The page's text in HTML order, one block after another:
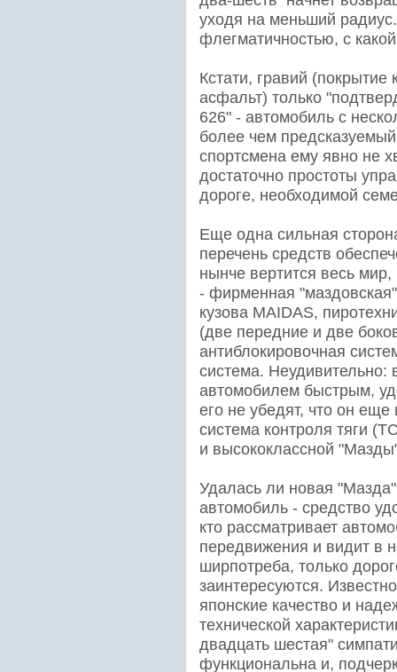
уходя на меньший
флегматичностью, с
Кстати, гравий (покрытие
асфальт) только
626" - автомобиль с
более чем
спортсмена ему явно не
достаточно простоты
дороге, необходимой
Еще одна сильная
перечень средств
нынче вертится весь
- фирменная
кузова MAIDAS,
(две передние и две
антиблокировочная
система. Неудивительно:
автомобилем быстрым,
его не убедят, что он еще
система контроля тяги
и высококлассной
Удалась ли новая
автомобиль - средство
кто рассматривает
передвижения и видит в
ширпотреба, только
заинтересуются.
японские качество и
технической
двадцать шестая"
функциональна и,